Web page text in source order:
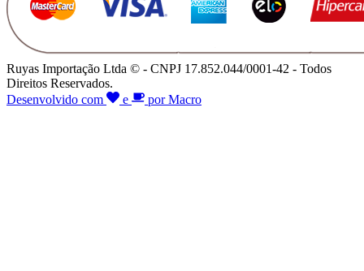
Ruyas Importação Ltda © - CNPJ 17.852.044/0001-42 - Todos
Direitos Reservados.
Desenvolvido com
e por Macro